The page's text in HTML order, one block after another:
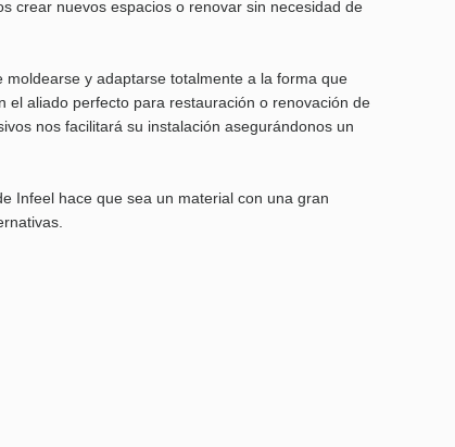
crear nuevos espacios o renovar sin necesidad de
y adaptarse totalmente a la forma que
el aliado perfecto para restauración o renovación de
nos facilitará su instalación asegurándonos un
Infeel hace que sea un material con una gran